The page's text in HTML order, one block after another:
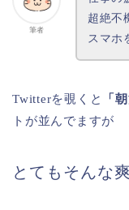
筆者
超絶不
スマホ
Twitterを覗くと 「
トが並んでますが
とてもそんな